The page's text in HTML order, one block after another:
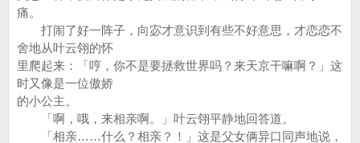
痛。
打闹了好一阵子，向宓才意识到有些不好意思，才恋恋不
舍地从叶云翎的怀
里爬起来：「哼，你不是要拯救世界吗？来天京干嘛啊？」这
时又像是一位傲娇
的小公主。
「啊，哦，来相亲啊。」叶云翎平静地回答道。
「相亲……什么？相亲？！」这是父女俩异口同声地说，